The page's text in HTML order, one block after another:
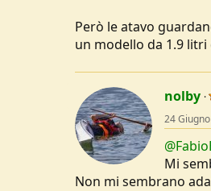
Però le atavo
un modello da 1.9 litri
nolby
24
Mi
Non mi sembrano